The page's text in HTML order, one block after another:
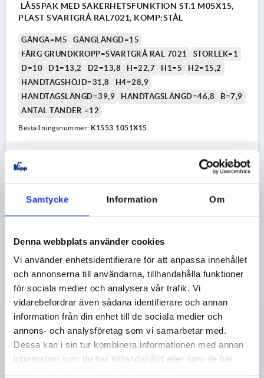
Samtycke Information Om
Denna webbplats använder cookies
Vi använder enhetsidentifierare för att anpassa innehållet
och annonserna till användarna, tillhandahålla funktioner
för sociala medier och analysera vår trafik. Vi
vidarebefordrar även sådana identifierare och annan
information från din enhet till de sociala medier och
annons- och analysföretag som vi samarbetar med.
Dessa kan i sin tur kombinera informationen med annan
information som du har tillhandahållit eller som de har
LÅSSPAK MED SÄKERHETSFUNKTION ST.1 M05X15,
PLAST SVARTGRÅ RAL7021, KOMP:STÅL
GÄNGA=M5
GÄNGLÄNGD=15
FÄRG GRUNDKROPP=SVARTGRÅ RAL 7021
STORLEK=1
D=10
D1=13,2 D2=13,8 H=22,7 H1=5
H2=15,2
HANDTAGSHÖJD=31,8
H4=28,9
HANDTAGSLÄNGD=39,9
HANDTAGSLÄNGD=46,8
B=7,9
ANTAL TÄNDER =12
Beställningsnummer: K1553.1051X15
exkl. moms
DETALJER
LÅSSPAK MED SÄKERHETSFUNKTION ST.1 M05X20,
PLAST SVARTGRÅ RAL7021, KOMP:STÅL
GÄNGA=M5
GÄNGLÄNGD=20
FÄRG GRUNDKROPP=SVARTGRÅ RAL 7021
STORLEK=1